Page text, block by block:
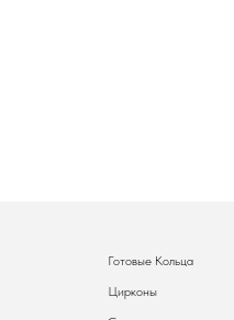
Готовые Кольца
Цирконы